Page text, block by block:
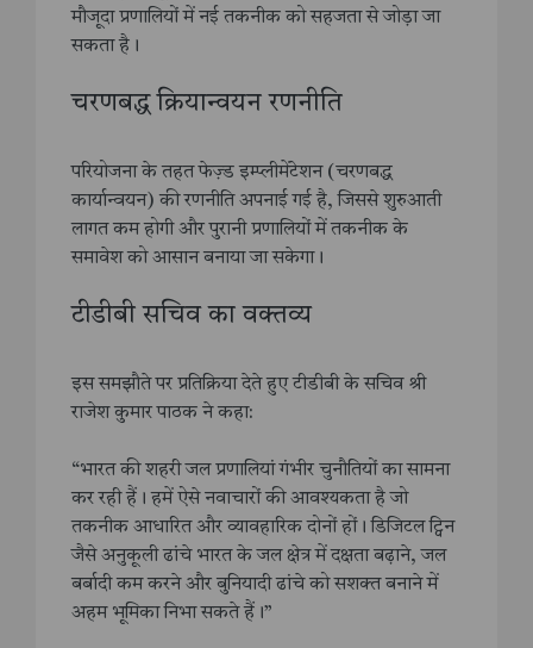
मौजूदा प्रणालियों में नई तकनीक को सहजता से जोड़ा जा
सकता है।
चरणबद्ध क्रियान्वयन रणनीति
परियोजना के तहत फेज़्ड इम्प्लीमेंटेशन (चरणबद्ध
कार्यान्वयन) की रणनीति अपनाई गई है, जिससे शुरुआती
लागत कम होगी और पुरानी प्रणालियों में तकनीक के
समावेश को आसान बनाया जा सकेगा।
टीडीबी सचिव का वक्तव्य
इस समझौते पर प्रतिक्रिया देते हुए टीडीबी के सचिव श्री
राजेश कुमार पाठक ने कहा:
“भारत की शहरी जल प्रणालियां गंभीर चुनौतियों का सामना
कर रही हैं। हमें ऐसे नवाचारों की आवश्यकता है जो
तकनीक आधारित और व्यावहारिक दोनों हों। डिजिटल ट्विन
जैसे अनुकूली ढांचे भारत के जल क्षेत्र में दक्षता बढ़ाने, जल
बर्बादी कम करने और बुनियादी ढांचे को सशक्त बनाने में
अहम भूमिका निभा सकते हैं।”